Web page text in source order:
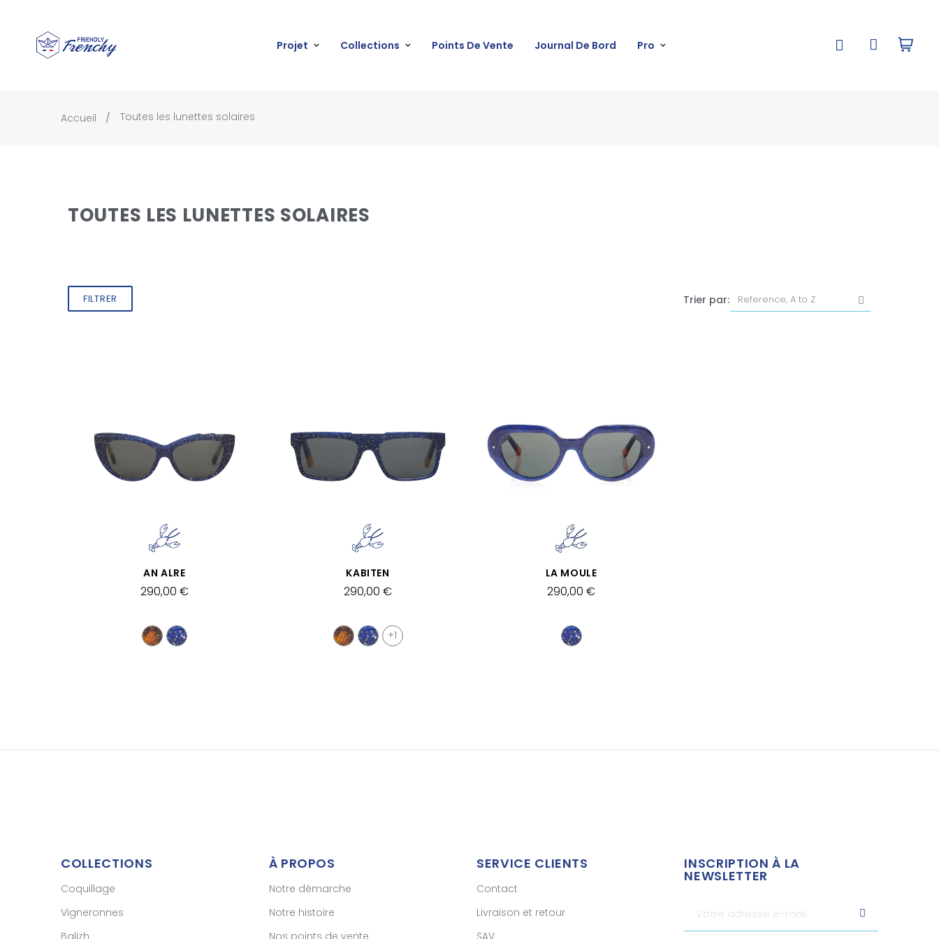
Projet Collections Points De Vente Journal De Bord Pro
Accueil Toutes les lunettes solaires
TOUTES LES LUNETTES SOLAIRES
FILTRER Trier par:
APERÇU RAPIDE
AN ALRE
290,00 €
APERÇU RAPIDE
KABITEN
290,00 €
+1
APERÇU RAPIDE
LA MOULE
290,00 €
COLLECTIONS
Coquillage
Vigneronnes
Balizh
À PROPOS
Notre démarche
Notre histoire
Nos points de vente
SERVICE CLIENTS
Contact
Livraison et retour
SAV
INSCRIPTION À LA
NEWSLETTER